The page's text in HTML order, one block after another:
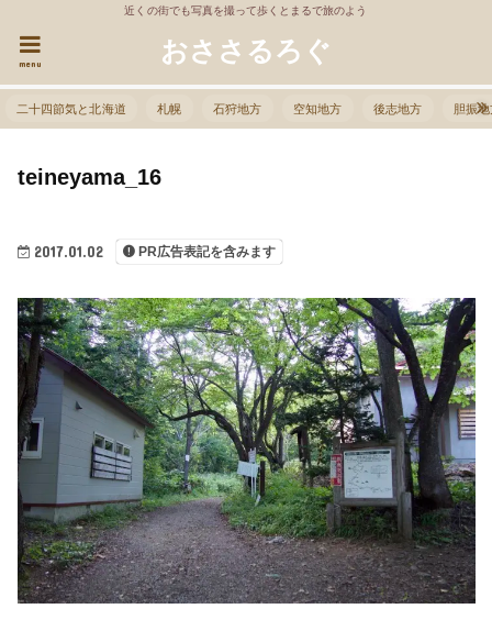
近くの街でも写真を撮って歩くとまるで旅のよう
おささるろぐ
menu
二十四節気と北海道 札幌 石狩地方 空知地方 後志地方 胆振
2017.01.02 PR広告表記を含みます
teineyama_16